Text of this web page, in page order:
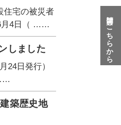
住宅の被災者
月4日（ ……
しました
24日発行）
築歴史地
質問はこちらから